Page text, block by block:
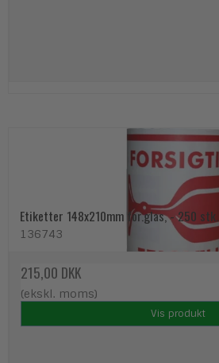
Etiketter 148x210mm for.glas, - 250 stk.
136743
215,00 DKK
(ekskl. moms)
Vis produkt